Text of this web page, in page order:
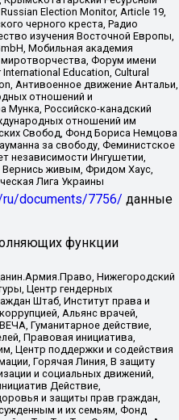
Election Monitor, Article 19,
черного креста, Радио
изучения Восточной Европы,
Мобильная академия
Форум имени
Education, Cultural
Антивоенное движение Антальи,
отношений и
Мунка, Российско-канадский
отношений им
Свобод, Фонд Бориса Немцова
за свободу, Феминистское
независимости Ингушетии,
Вернись живым, Фридом Хаус,
Лига Украины
ru/documents/7756/ данные
функции
Нижегородский
Центр гендерных
Штаб, Институт права и
Альянс врачей,
Гуманитарное действие,
Правовая инициатива,
Центр поддержки и содействия
Горячая Линия, В защиту
и социальных движений,
Действие,
и защиты прав граждан,
и их семьям, Фонд